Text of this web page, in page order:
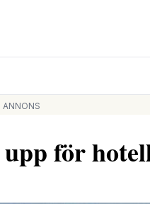
ANNONS
för